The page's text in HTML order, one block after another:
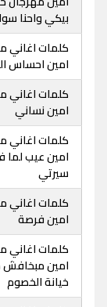
بيكي واحنا سوا
كلمات اغاني
امين احساس
كلمات اغاني
امين نساني
كلمات اغاني
امين عيب لما
سيرتي
كلمات اغاني
امين فرصة
كلمات اغاني
امين
خيانة الخصوم